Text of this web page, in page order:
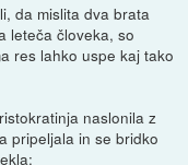
da mislita dva brata
leteča človeka, so
res lahko uspe kaj tako
naslonila z
pripeljala in se bridko